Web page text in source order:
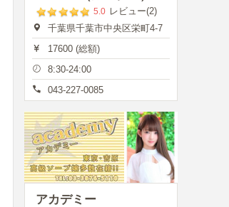
5.0 レビュー(2)
千葉県千葉市中央区栄町4-7
17600 (総額)
8:30-24:00
043-227-0085
アカデミー